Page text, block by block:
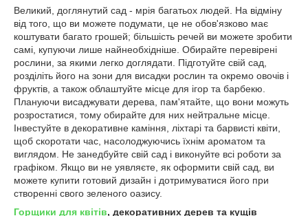
Великий, доглянутий сад - мрія багатьох людей. На відміну
від того, що ви можете подумати, це не обов'язково має
коштувати багато грошей; більшість речей ви можете зробити
самі, купуючи лише найнеобхідніше. Обирайте перевірені
рослини, за якими легко доглядати. Підготуйте свій сад,
розділіть його на зони для висадки рослин та окремо овочів і
фруктів, а також облаштуйте місце для ігор та барбекю.
Плануючи висаджувати дерева, пам'ятайте, що вони можуть
розростатися, тому обирайте для них нейтральне місце.
Інвестуйте в декоративне каміння, ліхтарі та барвисті квіти,
щоб скоротати час, насолоджуючись їхнім ароматом та
виглядом. Не занедбуйте свій сад і виконуйте всі роботи за
графіком. Якщо ви не уявляєте, як оформити свій сад, ви
можете купити готовий дизайн і дотримуватися його при
створенні свого зеленого оазису.
Горщики для квітів, декоративних дерев та кущів